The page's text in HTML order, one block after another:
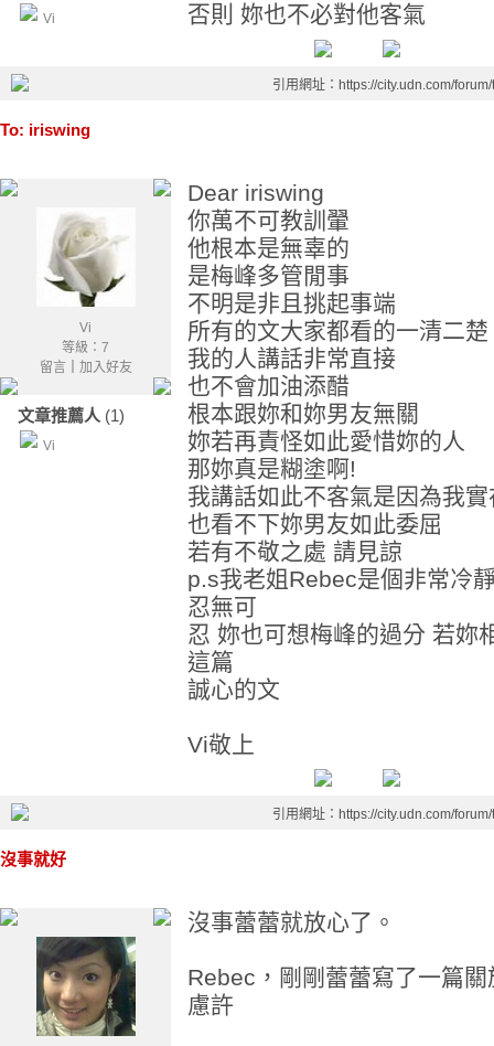
Vi
否則 妳也不必對他客氣
引用網址：https://city.udn.com/
To: iriswing
Vi
等級：7
留言｜ 加入好友
文章推薦人 (1)
Vi
Dear iriswing
你萬不可教訓翬
他根本是無辜的
是梅峰多管閒事
不明是非且挑起事端
所有的文大家都看的一清二楚
我的人講話非常直接
也不會加油添醋
根本跟妳和妳男友無關
妳若再責怪如此愛惜妳的人
那妳真是糊塗啊!
我講話如此不客氣是因為我
也看不下妳男友如此委屈
若有不敬之處 請見諒
p.s我老姐Rebec是個非常冷
忍無可
忍 妳也可想梅峰的過分 若妳
這篇
誠心的文
Vi敬上
引用網址：https://city.udn.com/
沒事就好
沒事蕾蕾就放心了。
Rebec，剛剛蕾蕾寫了一篇
慮許